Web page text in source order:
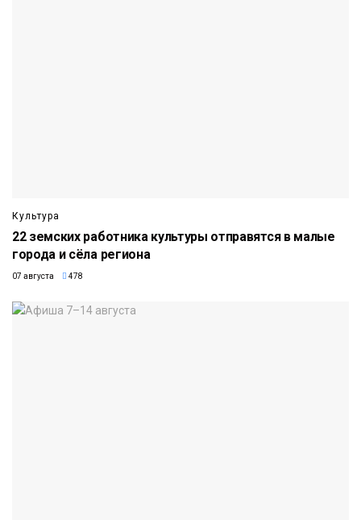
Культура
22 земских работника культуры отправятся в малые
города и сёла региона
07 августа 478